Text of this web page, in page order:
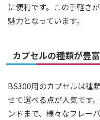
に便利です。この手軽さ
魅力となっています。
カプセルの種類が豊
BS300用のカプセルは種
せて選べる点が人気です
ンドまで、様々なフレー